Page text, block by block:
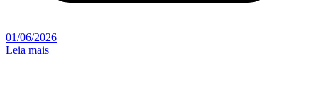
01/06/2026
Leia mais